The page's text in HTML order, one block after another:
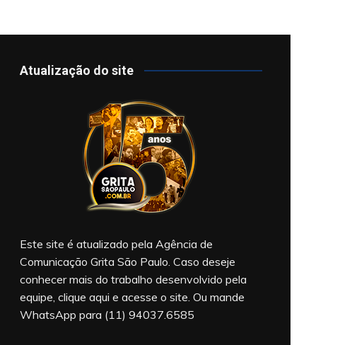
Atualização do site
Este site é atualizado pela Agência de
Comunicação Grita São Paulo. Caso deseje
conhecer mais do trabalho desenvolvido pela
equipe, clique aqui e acesse o site. Ou mande
WhatsApp para (11) 94037.6585